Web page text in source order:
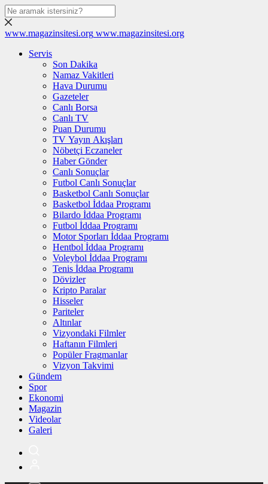
www.magazinsitesi.org www.magazinsitesi.org
Servis
Son Dakika
Namaz Vakitleri
Hava Durumu
Gazeteler
Canlı Borsa
Canlı TV
Puan Durumu
TV Yayın Akışları
Nöbetçi Eczaneler
Haber Gönder
Canlı Sonuçlar
Futbol Canlı Sonuçlar
Basketbol Canlı Sonuçlar
Basketbol İddaa Programı
Bilardo İddaa Programı
Futbol İddaa Programı
Motor Sporları İddaa Programı
Hentbol İddaa Programı
Voleybol İddaa Programı
Tenis İddaa Programı
Dövizler
Kripto Paralar
Hisseler
Pariteler
Altınlar
Vizyondaki Filmler
Haftanın Filmleri
Popüler Fragmanlar
Vizyon Takvimi
Gündem
Spor
Ekonomi
Magazin
Videolar
Galeri